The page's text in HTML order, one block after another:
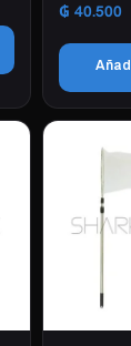
₲ 40.500